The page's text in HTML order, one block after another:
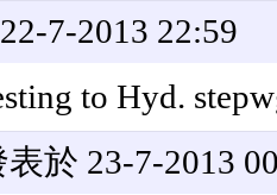
7-2013 22:59
to Hyd.
表於 23-7-2013